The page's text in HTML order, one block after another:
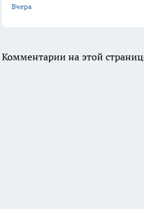
Вчера
Комментарии на этой